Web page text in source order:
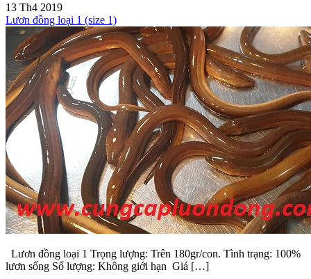
13 Th4 2019
Lươn đồng loại 1 (size 1)
Lươn đồng loại 1 Trọng lượng: Trên 180gr/con. Tình trạng: 100%
lươn sống Số lượng: Không giới hạn Giá […]